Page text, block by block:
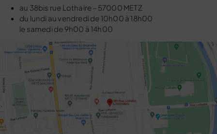
au 38bis rue Lothaire – 57000 METZ
du lundi au vendredi de 10h00 à 18h00
le samedi de 9h00 à 14h00